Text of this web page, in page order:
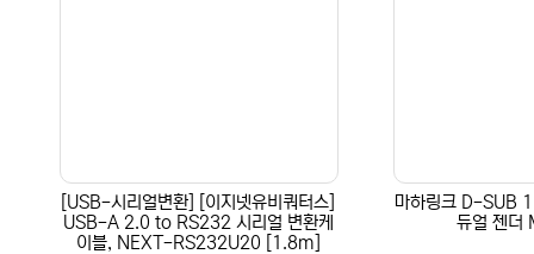
[USB-시리얼변환] [이지넷유비쿼터스]
USB-A 2.0 to RS232 시리얼 변환케
이블, NEXT-RS232U20 [1.8m]
마하링크 D-SUB
듀얼 젠